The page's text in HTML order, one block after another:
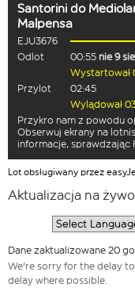
Santorini do
Malpensa
EJU3676
Odlot
00:55 nie 9 sie
Wystartował
Przylot
02:45
Wylądował
Przykro nam z powodu
Obserwuj ekrany na
informacje, sprawdzając
Lot obsługiwany przez
Aktualizacja na żywo
Dane zaktualizowane 20
We're sorry for the delay
delay where possible.